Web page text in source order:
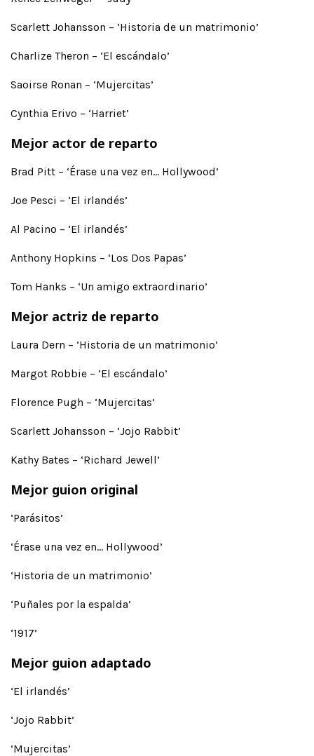
Scarlett Johansson – ‘Historia de un matrimonio’
Charlize Theron – ‘El escándalo’
Saoirse Ronan – ‘Mujercitas’
Cynthia Erivo – ‘Harriet’
Mejor actor de reparto
Brad Pitt – ‘Érase una vez en… Hollywood’
Joe Pesci – ‘El irlandés’
Al Pacino – ‘El irlandés’
Anthony Hopkins – ‘Los Dos Papas’
Tom Hanks – ‘Un amigo extraordinario’
Mejor actriz de reparto
Laura Dern – ‘Historia de un matrimonio’
Margot Robbie – ‘El escándalo’
Florence Pugh – ‘Mujercitas’
Scarlett Johansson – ‘Jojo Rabbit’
Kathy Bates – ‘Richard Jewell’
Mejor guion original
‘Parásitos’
‘Érase una vez en… Hollywood’
‘Historia de un matrimonio’
‘Puñales por la espalda’
‘1917’
Mejor guion adaptado
‘El irlandés’
‘Jojo Rabbit’
‘Mujercitas’